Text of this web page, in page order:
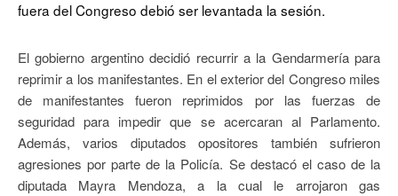
fuera del Congreso debió ser levantada la sesión.
El gobierno argentino decidió recurrir a la Gendarmería para
reprimir a los manifestantes. En el exterior del Congreso miles
de manifestantes fueron reprimidos por las fuerzas de
seguridad para impedir que se acercaran al Parlamento.
Además, varios diputados opositores también sufrieron
agresiones por parte de la Policía. Se destacó el caso de la
diputada Mayra Mendoza, a la cual le arrojaron gas